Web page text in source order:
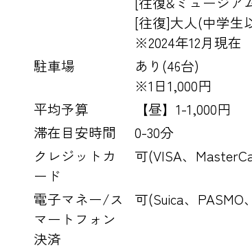
[往復]大人(中学生
※2024年12月現在
駐車場
あり(46台)
※1日1,000円
平均予算
【昼】1-1,000円
滞在目安時間
0-30分
クレジットカ
ード
可(VISA、
電子マネー/ス
マートフォン
決済
可(Suica、PASMO